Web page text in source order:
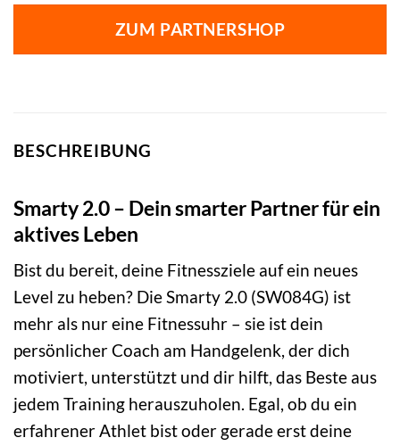
ZUM PARTNERSHOP
BESCHREIBUNG
Smarty 2.0 – Dein smarter Partner für ein
aktives Leben
Bist du bereit, deine Fitnessziele auf ein neues
Level zu heben? Die Smarty 2.0 (SW084G) ist
mehr als nur eine Fitnessuhr – sie ist dein
persönlicher Coach am Handgelenk, der dich
motiviert, unterstützt und dir hilft, das Beste aus
jedem Training herauszuholen. Egal, ob du ein
erfahrener Athlet bist oder gerade erst deine